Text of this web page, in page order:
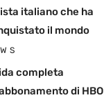
italiano che ha
il mondo
completa
di HBO